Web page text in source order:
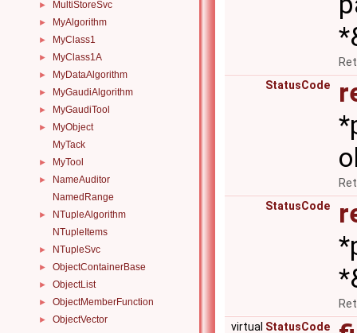
► MultiStoreSvc
► MyAlgorithm
► MyClass1
► MyClass1A
► MyDataAlgorithm
► MyGaudiAlgorithm
► MyGaudiTool
►
MyObject
MyTack
► MyTool
►
NameAuditor
NamedRange
►
NTupleAlgorithm
NTupleItems
► NTupleSvc
► ObjectContainerBase
► ObjectList
► ObjectMemberFunction
► ObjectVector
StatusCode
StatusCode
virtual StatusCode